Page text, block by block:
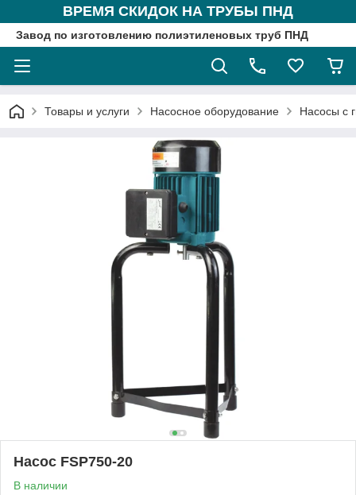
ВРЕМЯ СКИДОК НА ТРУБЫ ПНД
Завод по изготовлению полиэтиленовых труб ПНД
Товары и услуги Насосное оборудование Насосы с
Насос FSP750-20
В наличии